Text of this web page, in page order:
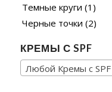
Темные круги (1)
Черные точки (2)
КРЕМЫ С SPF
Любой Кремы с SPF